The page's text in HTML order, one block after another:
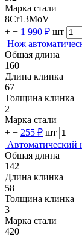
Марка стали
8Cr13MoV
+ − 1 990 ₽ шт
Нож
Общая длина
160
Длина клинка
67
Толщина клинка
2
Марка стали
+ − 255 ₽ шт
Общая длина
142
Длина клинка
58
Толщина клинка
3
Марка стали
420